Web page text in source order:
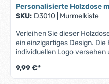
Personalisierte Holzdose
SKU: D3010 Murmelkiste
Verleihen Sie dieser
ein einzigartiges Design.
individuellen Logo
natürliche Optik durch
Logo: Ihr persönliches Logo
9,99 €*